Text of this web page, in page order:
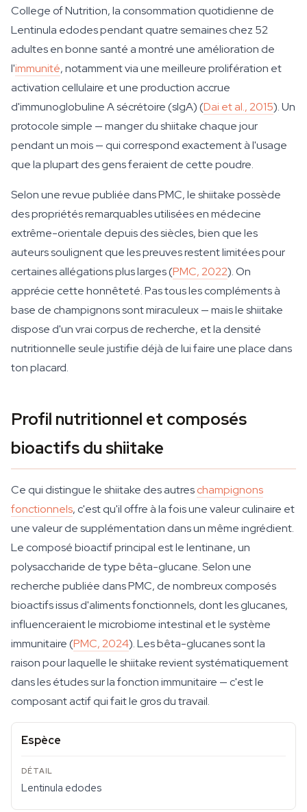
College of Nutrition, la consommation quotidienne de
Lentinula edodes pendant quatre semaines chez 52
adultes en bonne santé a montré une amélioration de
l'immunité, notamment via une meilleure prolifération et
activation cellulaire et une production accrue
d'immunoglobuline A sécrétoire (sIgA) (Dai et al., 2015). Un
protocole simple — manger du shiitake chaque jour
pendant un mois — qui correspond exactement à l'usage
que la plupart des gens feraient de cette poudre.
Selon une revue publiée dans PMC, le shiitake possède
des propriétés remarquables utilisées en médecine
extrême-orientale depuis des siècles, bien que les
auteurs soulignent que les preuves restent limitées pour
certaines allégations plus larges (PMC, 2022). On
apprécie cette honnêteté. Pas tous les compléments à
base de champignons sont miraculeux — mais le shiitake
dispose d'un vrai corpus de recherche, et la densité
nutritionnelle seule justifie déjà de lui faire une place dans
ton placard.
Profil nutritionnel et composés
bioactifs du shiitake
Ce qui distingue le shiitake des autreschampignons
fonctionnels, c'est qu'il offre à la fois une valeur culinaire et
une valeur de supplémentation dans un même ingrédient.
Le composé bioactif principal est le lentinane, un
polysaccharide de type bêta-glucane. Selon une
recherche publiée dans PMC, de nombreux composés
bioactifs issus d'aliments fonctionnels, dont les glucanes,
influenceraient le microbiome intestinal et le système
immunitaire (PMC, 2024). Les bêta-glucanes sont la
raison pour laquelle le shiitake revient systématiquement
dans les études sur la fonction immunitaire — c'est le
composant actif qui fait le gros du travail.
Espèce
Lentinula edodes